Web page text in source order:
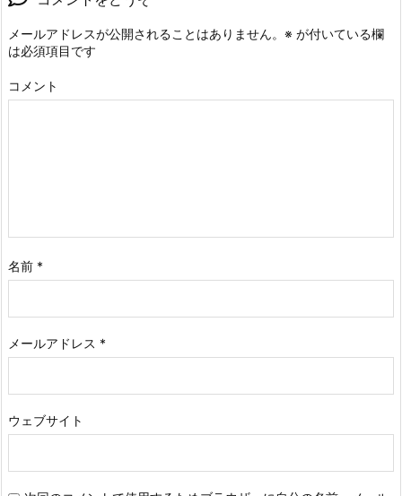
メールアドレスが公開されることはありません。 ※ が付いている欄
は必須項目です
コメント
名前 *
メールアドレス *
ウェブサイト